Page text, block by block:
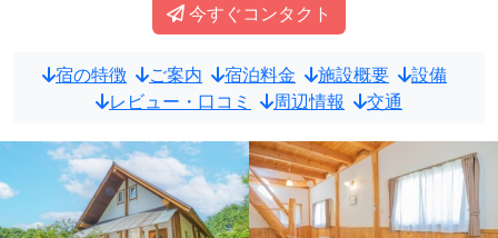
今すぐコンタクト
宿の特徴 ご案内 宿泊料金 施設概要
設備
レビュー・口コミ
周辺情報 交通